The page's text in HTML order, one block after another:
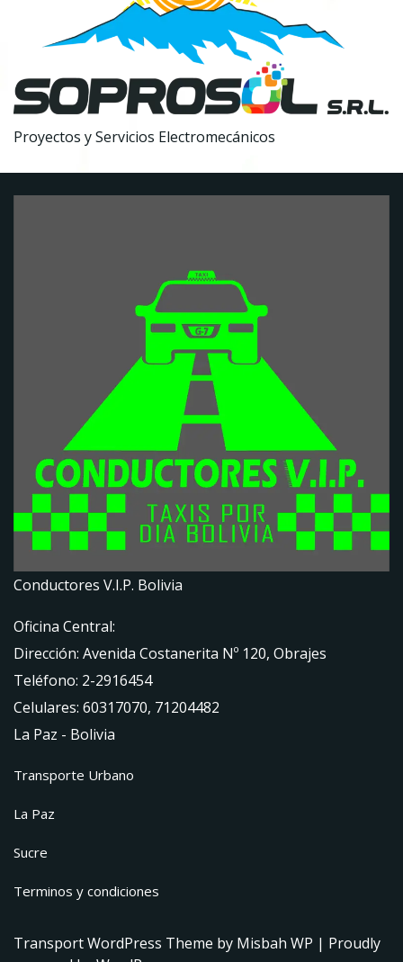
Proyectos y Servicios Electromecánicos
Conductores V.I.P. Bolivia
Oficina Central:
Dirección: Avenida Costanerita Nº 120, Obrajes
Teléfono: 2-2916454
Celulares: 60317070, 71204482
La Paz - Bolivia
Transporte Urbano
La Paz
Sucre
Terminos y condiciones
Transport WordPress Theme by Misbah WP | Proudly